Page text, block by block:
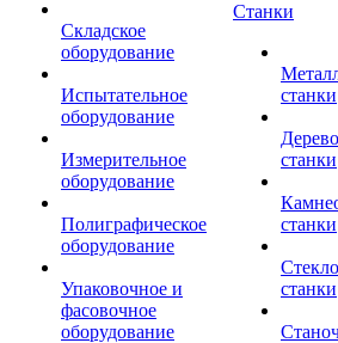
Складское
оборудование
Испытательное
оборудование
Измерительное
оборудование
Полиграфическое
оборудование
Упаковочное и
фасовочное
оборудование
Станки
станки
станки
станки
станки